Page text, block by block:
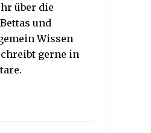
über die
und
Wissen
gerne in